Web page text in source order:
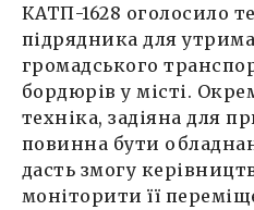
КАТП-1628 оголосило
підрядника для
громадського
бордюрів у місті.
техніка, задіяна для
повинна бути
дасть змогу
моніторити її